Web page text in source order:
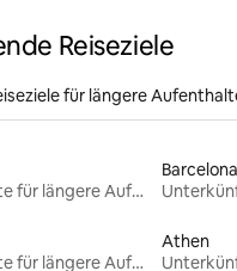
Reiseziele
für längere
Unterkünfte für längere Aufenthalte
Barcelona
Unterkünfte für längere Aufenthalte
Athen